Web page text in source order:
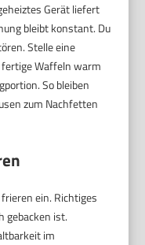
Gerät liefert
bleibt konstant. Du
Stelle eine
Waffeln warm
So bleiben
zum Nachfetten
ein. Richtiges
gebacken ist.
im